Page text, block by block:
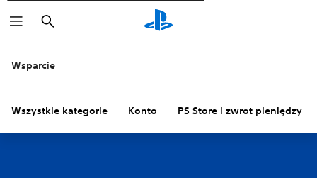
Wyszukaj
Wsparcie
Wszystkie kategorie Konto PS Store i zwrot pieniędzy